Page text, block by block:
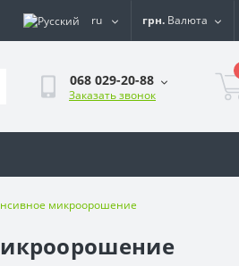
ru грн. Валюта
068 029-20-88
Заказать звонок
микроорошение